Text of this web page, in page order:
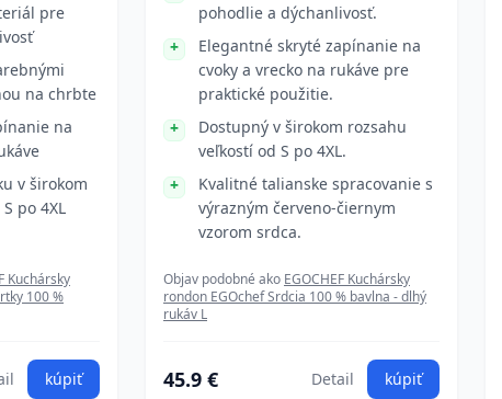
pre
na chrbte
na
v širokom
po 4XL
Kuchársky
100 %
kúpiť
pohodlie a dýchanlivosť.
Elegantné skryté zapínanie na
cvoky a vrecko na rukáve pre
praktické použitie.
Dostupný v širokom rozsahu
veľkostí od S po 4XL.
Kvalitné talianske spracovanie s
výrazným červeno-čiernym
vzorom srdca.
Objav podobné ako EGOCHEF Kuchársky
rondon EGOchef Srdcia 100 % bavlna - dlhý
rukáv L
45.9 € Detail kúpiť